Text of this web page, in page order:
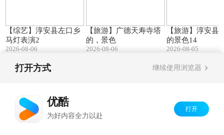
【综艺】淳安县左口乡
马灯表演2
2026-08-06
【旅游】广德天寿寺塔
的，景色
2026-08-06
【旅游】淳安县
的景色14
2026-08-05
打开方式 继续使用浏览器
优酷
为好内容全力以赴
打开